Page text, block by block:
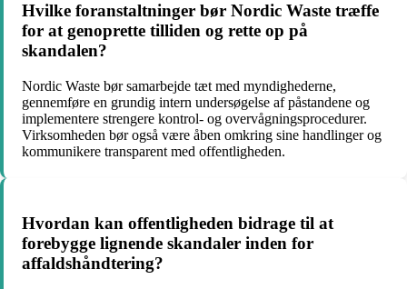
Hvilke foranstaltninger bør Nordic Waste træffe
for at genoprette tilliden og rette op på
skandalen?
Nordic Waste bør samarbejde tæt med myndighederne,
gennemføre en grundig intern undersøgelse af påstandene og
implementere strengere kontrol- og overvågningsprocedurer.
Virksomheden bør også være åben omkring sine handlinger og
kommunikere transparent med offentligheden.
Hvordan kan offentligheden bidrage til at
forebygge lignende skandaler inden for
affaldshåndtering?